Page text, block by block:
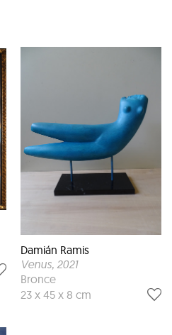
Damián Ramis
Venus, 2021
Bronce
23 x 45 x 8 cm